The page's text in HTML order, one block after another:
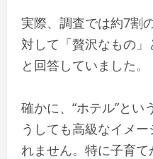
実際、調査では約7割
対して「贅沢なもの
と回答していました。
確かに、“ホテル”と
うしても高級なイメ
れません。特に子育て